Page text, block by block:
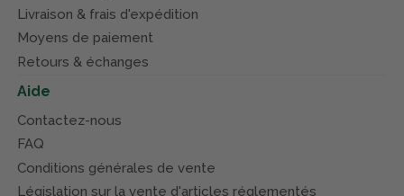
Livraison & frais d'expédition
Moyens de paiement
Retours & échanges
Aide
Contactez-nous
FAQ
Conditions générales de vente
Législation sur la vente d'articles réglementés